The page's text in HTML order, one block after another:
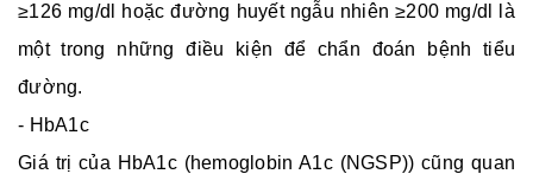
≥126 mg/dl hoặc đường huyết ngẫu nhiên ≥200 mg/dl là
một trong những điều kiện để chẩn đoán bệnh tiểu
đường.
- HbA1c
Giá trị của HbA1c (hemoglobin A1c (NGSP)) cũng quan